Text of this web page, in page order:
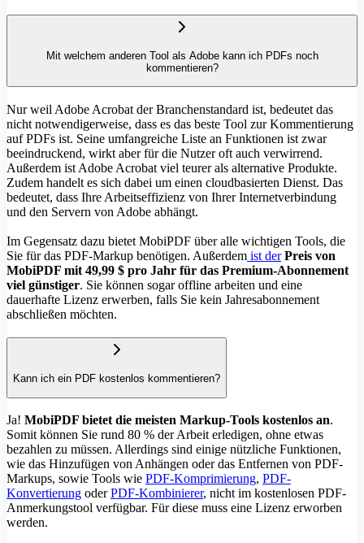
Mit welchem anderen Tool als Adobe kann ich PDFs noch
kommentieren?
Nur weil Adobe Acrobat der Branchenstandard ist, bedeutet das
nicht notwendigerweise, dass es das beste Tool zur Kommentierung
auf PDFs ist. Seine umfangreiche Liste an Funktionen ist zwar
beeindruckend, wirkt aber für die Nutzer oft auch verwirrend.
Außerdem ist Adobe Acrobat viel teurer als alternative Produkte.
Zudem handelt es sich dabei um einen cloudbasierten Dienst. Das
bedeutet, dass Ihre Arbeitseffizienz von Ihrer Internetverbindung
und den Servern von Adobe abhängt.
Im Gegensatz dazu bietet MobiPDF über alle wichtigen Tools, die
Sie für das PDF-Markup benötigen. Außerdem ist derPreis von
MobiPDF mit 49,99 $ pro Jahr für das Premium-Abonnement
viel günstiger. Sie können sogar offline arbeiten und eine
dauerhafte Lizenz erwerben, falls Sie kein Jahresabonnement
abschließen möchten.
Kann ich ein PDF kostenlos kommentieren?
Ja! MobiPDF bietet die meisten Markup-Tools kostenlos an.
Somit können Sie rund 80 % der Arbeit erledigen, ohne etwas
bezahlen zu müssen. Allerdings sind einige nützliche Funktionen,
wie das Hinzufügen von Anhängen oder das Entfernen von PDF-
Markups, sowie Tools wie PDF-Komprimierung, PDF-
Konvertierung oderPDF-Kombinierer, nicht im kostenlosen PDF-
Anmerkungstool verfügbar. Für diese muss eine Lizenz erworben
werden.